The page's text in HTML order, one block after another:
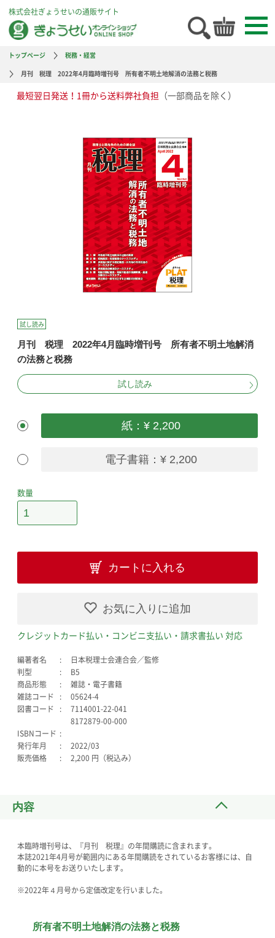
株式会社ぎょうせいの通販サイト
トップページ
税務・経営
月刊 税理 2022年4月臨時増刊号 所有者不明土地解消の法務と税務
最短翌日発送！1冊から送料弊社負担 （一部商品を除く）
試し読み
月刊 税理 2022年4月臨時増刊号 所有者不明土地解消
の法務と税務
試し読み
紙：¥ 2,200
電子書籍：¥ 2,200
数量
カートに入れる
お気に入りに追加
クレジットカード払い・コンビニ支払い・請求書払い 対応
編著者名
日本税理士会連合会／監修
判型
B5
商品形態
雑誌・電子書籍
雑誌コード
05624-4
図書コード
7114001-22-041
8172879-00-000
ISBNコード
発行年月
2022/03
販売価格
2,200 円（税込み）
内容
本臨時増刊号は、『月刊 税理』の年間購読に含まれます。
本誌2021年4月号が範囲内にある年間購読をされているお客様には、自
動的に本号をお送りいたします。
※2022年４月号から定価改定を行いました。
所有者不明土地解消の法務と税務